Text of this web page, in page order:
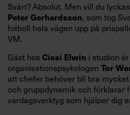
Svårt? Absolut. Men vill du
Peter Gerhardsson, som tog
fotboll hela vägen upp på
VM.
Gäst hos Cissi Elwin i studion
organisationspsykologen Tor
att chefer behöver bli bra
och gruppdynamik och förklarar
vardagsverktyg som hjälper dig